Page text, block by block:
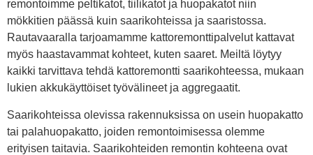
remontoimme peltikatot, tiilikatot ja huopakatot niin
mökkitien päässä kuin saarikohteissa ja saaristossa.
Rautavaaralla tarjoamamme kattoremonttipalvelut kattavat
myös haastavammat kohteet, kuten saaret. Meiltä löytyy
kaikki tarvittava tehdä kattoremontti saarikohteessa, mukaan
lukien akkukäyttöiset työvälineet ja aggregaatit.
Saarikohteissa olevissa rakennuksissa on usein huopakatto
tai palahuopakatto, joiden remontoimisessa olemme
erityisen taitavia. Saarikohteiden remontin kohteena ovat